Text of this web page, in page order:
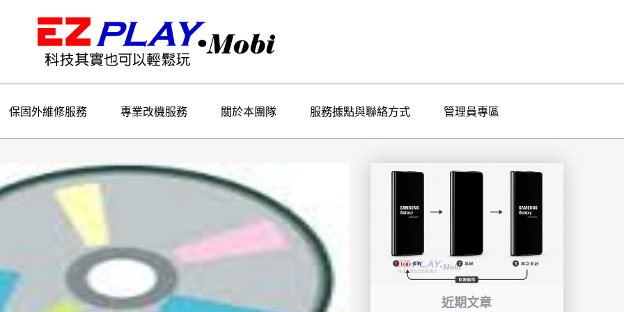
保固外維修服務 專業改機服務 關於本團隊 服務據點與聯絡方式 管理員專區
近期文章